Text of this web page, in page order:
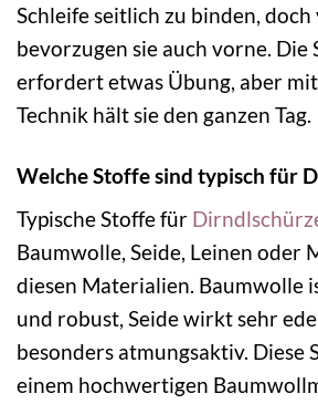
Schleife seitlich zu binden, doch
bevorzugen sie auch vorne. Die
erfordert etwas Übung, aber
Technik hält sie den ganzen Tag.
Welche Stoffe sind typisch für
Typische Stoffe für
Baumwolle, Seide, Leinen oder
diesen Materialien. Baumwolle
und robust, Seide wirkt sehr
besonders atmungsaktiv. Diese
einem hochwertigen